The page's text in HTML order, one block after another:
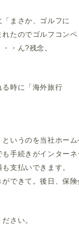
まさか、ゴルフに
たのでゴルフコンペ
・ん?残念。
る時に「海外旅行
いうのを当社ホーム
手続きがインターネ
支払いできます。
できて。後日、保険
さい。